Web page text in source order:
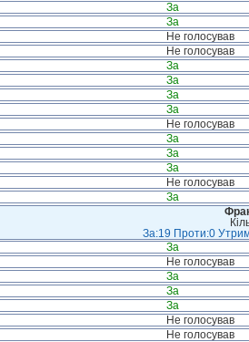
За
За
Не голосував
Не голосував
За
За
За
За
Не голосував
За
За
За
Не голосував
За
За:19 Проти:0
За
Не голосував
За
За
За
Не голосував
Не голосував